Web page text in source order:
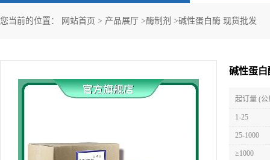
您当前的位置： 网站首页 > 产品展厅 >酶制剂 >碱性蛋白酶 现货批发
碱性蛋白
起订量 (公
1-25
25-1000
≥1000